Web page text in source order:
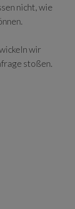
nicht, wie
wir
stoßen.